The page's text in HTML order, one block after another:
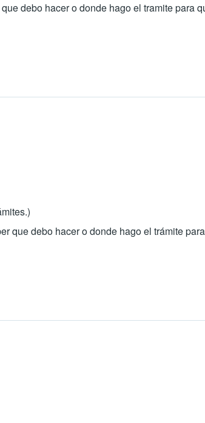
debo hacer o donde hago el tramite para
que debo hacer o donde hago el trámite